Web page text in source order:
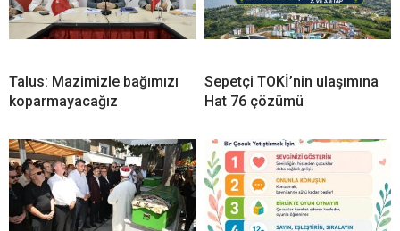
Talus: Mazimizle bağımızı
koparmayacağız
Sepetçi TOKİ’nin ulaşımına
Hat 76 çözümü